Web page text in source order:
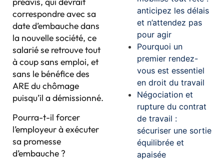
correspondre avec sa
date d’embauche dans
la nouvelle société, ce
salarié se retrouve tout
à coup sans emploi, et
sans le bénéfice des
ARE du chômage
puisqu’il a démissionné.
Pourra-t-il forcer
l’employeur à exécuter
sa promesse
d’embauche ?
anticipez les délais
et n’attendez pas
pour agir
Pourquoi un
premier rendez-
vous est essentiel
en droit du travail
Négociation et
rupture du contrat
de travail :
sécuriser une sortie
équilibrée et
apaisée